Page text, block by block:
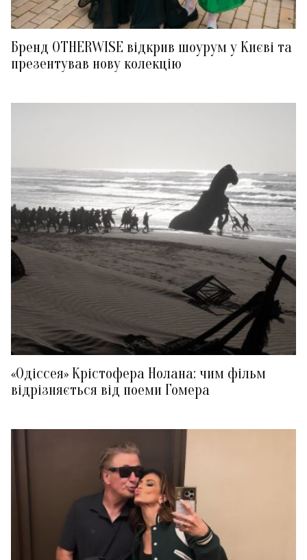
Бренд OTHERWISE відкрив шоурум у Києві та
презентував нову колекцію
«Одіссея» Крістофера Нолана: чим фільм
відрізняється від поеми Гомера